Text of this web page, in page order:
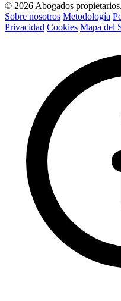
© 2026 Abogados
Sobre nosotros Metodología
Privacidad Cookies Mapa del